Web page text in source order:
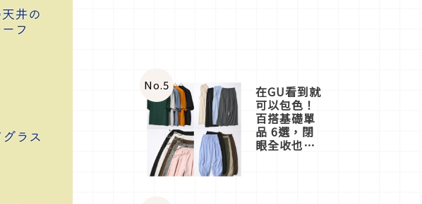
No.5 在GU看到就
可以包色！
百搭基礎單
品 6選，閉
眼全收也不